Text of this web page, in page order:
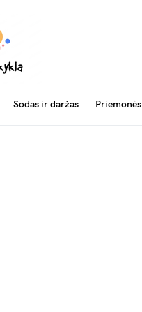
Sodas ir daržas Priemonės